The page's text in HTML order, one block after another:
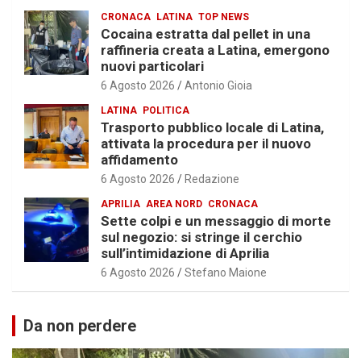
CRONACA LATINA TOP NEWS
Cocaina estratta dal pellet in una
raffineria creata a Latina, emergono
nuovi particolari
6 Agosto 2026 Antonio Gioia
LATINA POLITICA
Trasporto pubblico locale di Latina,
attivata la procedura per il nuovo
affidamento
6 Agosto 2026 Redazione
APRILIA AREA NORD CRONACA
Sette colpi e un messaggio di morte
sul negozio: si stringe il cerchio
sull’intimidazione di Aprilia
6 Agosto 2026 Stefano Maione
Da non perdere